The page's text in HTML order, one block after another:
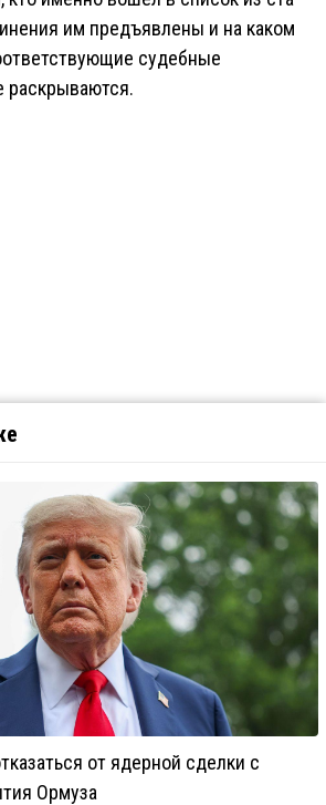
им предъявлены и на каком
судебные
раскрываются.
от ядерной сделки с
Ормуза